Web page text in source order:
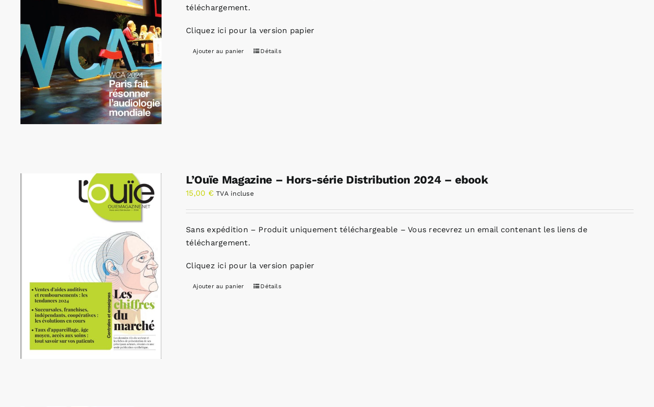
téléchargement.
Cliquez ici pour la version papier
Ajouter au panier Détails
L’Ouïe Magazine – Hors-série Distribution 2024 – ebook
15,00 € TVA incluse
Sans expédition – Produit uniquement téléchargeable – Vous recevrez un email contenant les liens de
téléchargement.
Cliquez ici pour la version papier
Ajouter au panier Détails